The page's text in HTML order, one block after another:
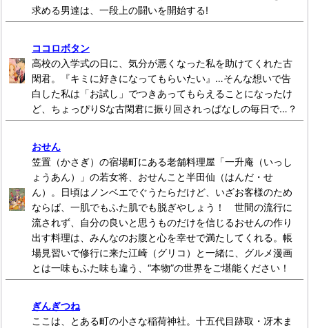
求める男達は、一段上の闘いを開始する!
ココロボタン
高校の入学式の日に、気分が悪くなった私を助けてくれた古
閑君。『キミに好きになってもらいたい』…そんな想いで告
白した私は「お試し」でつきあってもらえることになったけ
ど、ちょっぴりSな古閑君に振り回されっぱなしの毎日で…？
おせん
笠置（かさぎ）の宿場町にある老舗料理屋「一升庵（いっし
ょうあん）」の若女将、おせんこと半田仙（はんだ・せ
ん）。日頃はノンベエでぐうたらだけど、いざお客様のため
ならば、一肌でもふた肌でも脱ぎやしょう！ 世間の流行に
流されず、自分の良いと思うものだけを信じるおせんの作り
出す料理は、みんなのお腹と心を幸せで満たしてくれる。帳
場見習いで修行に来た江崎（グリコ）と一緒に、グルメ漫画
とは一味もふた味も違う、“本物”の世界をご堪能ください！
ぎんぎつね
ここは、とある町の小さな稲荷神社。十五代目跡取・冴木ま